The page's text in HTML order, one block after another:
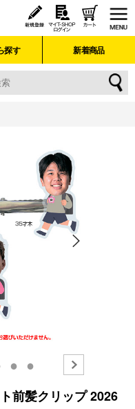
探す 新着商品
● ●
前髪クリップ 2026